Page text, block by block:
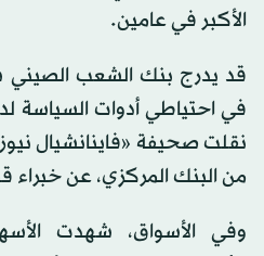
الأكبر في عامين.
قد يدرج بنك الشعب الصيني
في احتياطي أدوات السياسة
نقلت صحيفة «فاينانشيال
من البنك المركزي، عن خبراء
وفي الأسواق، شهدت